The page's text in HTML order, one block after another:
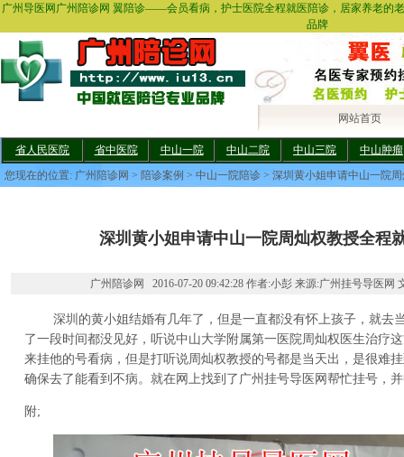
广州导医网广州陪诊网 翼陪诊——会员看病，护士医院全程就医陪诊，居家养老的
品牌
网站首页
省人民医院 省中医院 中山一院 中山二院 中山三院
中山肿瘤
您现在的位置: 广州陪诊网 > 陪诊案例 > 中山一院陪诊 > 深圳黄小姐申请中山一院
深圳黄小姐申请中山一院周灿权教授全程
广州陪诊网 2016-07-20 09:42:28 作者:小彭 来源:广州挂号导医网
深圳的黄小姐结婚有几年了，但是一直都没有怀上孩子，就去
了一段时间都没见好，听说中山大学附属第一医院周灿权医生治疗
来挂他的号看病，但是打听说周灿权教授的号都是当天出，是很难
确保去了能看到不病。就在网上找到了广州挂号导医网帮忙挂号，
附;